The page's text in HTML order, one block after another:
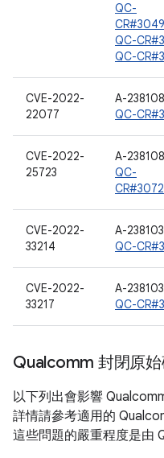
QC-
QC-
QC-
CVE-2022-
22077
A-
QC-
CVE-2022-
25723
A-
QC-
CVE-2022-
33214
A-
QC-
CVE-2022-
33217
A-
QC-
Qualcomm 封閉原
以下列出會影響
詳情請參考適用的
這些問題的嚴重程度是由